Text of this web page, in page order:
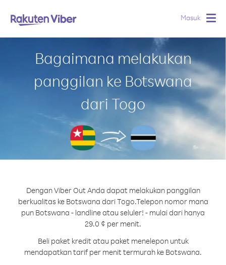
Masuk
Bagaimana melakukan
panggilan ke Botswana
dari Togo
Dengan Viber Out Anda dapat melakukan panggilan
berkualitas ke Botswana dari Togo.Telepon nomor mana
pun Botswana - landline atau seluler! - mulai dari hanya
29.0 ¢ per menit.
Beli paket kredit atau paket menelepon untuk
mendapatkan tarif per menit termurah ke Botswana.